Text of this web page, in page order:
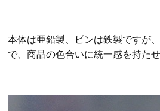
本体は亜鉛製、ピンは鉄製ですが
で、商品の色合いに統一感を持たせ